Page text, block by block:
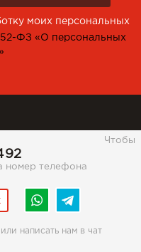
моих персональных
ФЗ «О персональных
Чтобы
номер телефона
написать нам в чат